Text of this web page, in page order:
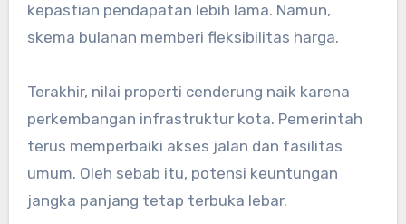
kepastian pendapatan lebih lama. Namun,
skema bulanan memberi fleksibilitas harga.
Terakhir, nilai properti cenderung naik karena
perkembangan infrastruktur kota. Pemerintah
terus memperbaiki akses jalan dan fasilitas
umum. Oleh sebab itu, potensi keuntungan
jangka panjang tetap terbuka lebar.